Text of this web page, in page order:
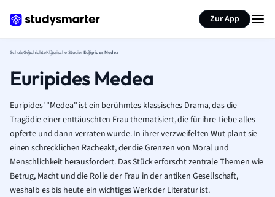
Zur App
SchuleGeschichteKlassische StudienEuripides Medea
Euripides Medea
Euripides' "Medea" ist ein berühmtes klassisches Drama, das die
Tragödie einer enttäuschten Frau thematisiert, die für ihre Liebe alles
opferte und dann verraten wurde. In ihrer verzweifelten Wut plant sie
einen schrecklichen Racheakt, der die Grenzen von Moral und
Menschlichkeit herausfordert. Das Stück erforscht zentrale Themen wie
Betrug, Macht und die Rolle der Frau in der antiken Gesellschaft,
weshalb es bis heute ein wichtiges Werk der Literatur ist.
Seite zusammenfassen